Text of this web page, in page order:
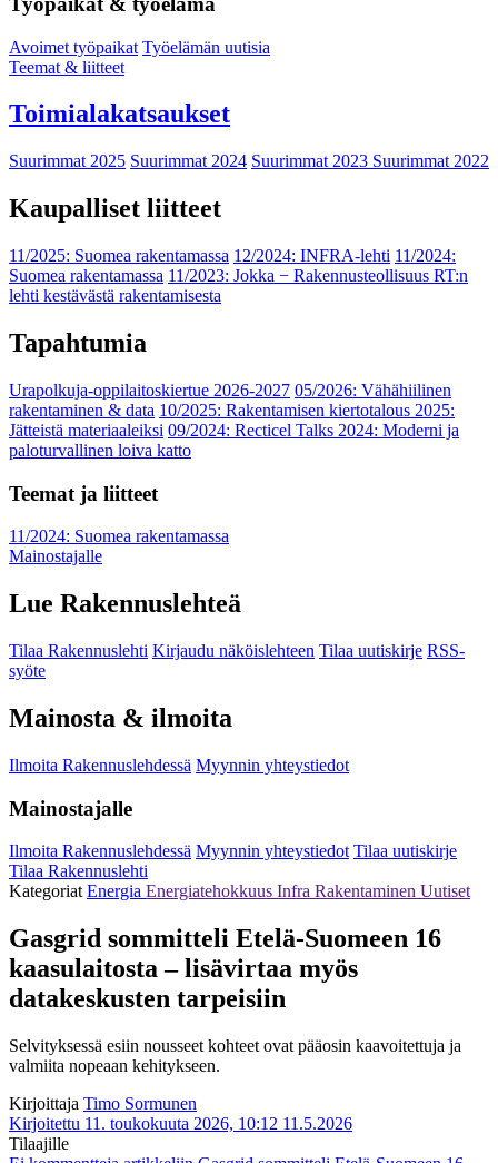
Avoimet työpaikat Työelämän uutisia
Teemat & liitteet
Toimialakatsaukset
Suurimmat 2025 Suurimmat 2024 Suurimmat 2023 Suurimmat 2022
Kaupalliset liitteet
11/2025: Suomea rakentamassa 12/2024: INFRA-lehti 11/2024:
Suomea rakentamassa 11/2023: Jokka − Rakennusteollisuus RT:n
lehti kestävästä rakentamisesta
Tapahtumia
Urapolkuja-oppilaitoskiertue 2026-2027 05/2026: Vähähiilinen
rakentaminen & data 10/2025: Rakentamisen kiertotalous 2025:
Jätteistä materiaaleiksi 09/2024: Recticel Talks 2024: Moderni ja
paloturvallinen loiva katto
Teemat ja liitteet
11/2024: Suomea rakentamassa
Mainostajalle
Lue Rakennuslehteä
Tilaa Rakennuslehti Kirjaudu näköislehteen Tilaa uutiskirje RSS-
syöte
Mainosta & ilmoita
Ilmoita Rakennuslehdessä Myynnin yhteystiedot
Mainostajalle
Ilmoita Rakennuslehdessä Myynnin yhteystiedot Tilaa uutiskirje
Tilaa Rakennuslehti
KategoriatEnergia Energiatehokkuus Infra Rakentaminen Uutiset
Gasgrid sommitteli Etelä-Suomeen 16
kaasulaitosta – lisävirtaa myös
datakeskusten tarpeisiin
Selvityksessä esiin nousseet kohteet ovat pääosin kaavoitettuja ja
valmiita nopeaan kehitykseen.
Kirjoittaja Timo Sormunen
Kirjoitettu 11. toukokuuta 2026, 10:12 11.5.2026
Tilaajille